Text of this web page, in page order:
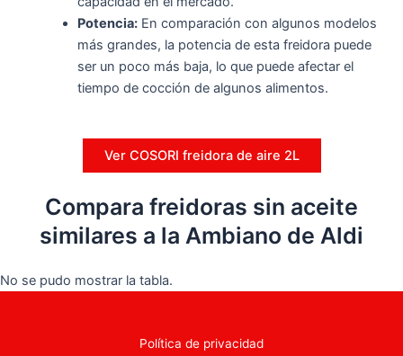
Potencia:En comparación con algunos modelos
más grandes, la potencia de esta freidora puede
ser un poco más baja, lo que puede afectar el
tiempo de cocción de algunos alimentos.
Ver COSORI freidora de aire 2L
Compara freidoras sin aceite
similares a la Ambiano de Aldi
No se pudo mostrar la tabla.
Política de privacidad